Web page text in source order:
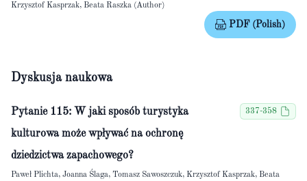
Krzysztof Kasprzak, Beata Raszka (Author)
PDF (Polish)
Dyskusja naukowa
Pytanie 115: W jaki sposób turystyka
kulturowa może wpływać na ochronę
dziedzictwa zapachowego?
337-358
Paweł Plichta, Joanna Ślaga, Tomasz Sawoszczuk, Krzysztof Kasprzak, Beata